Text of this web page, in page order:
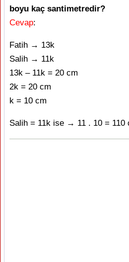
boyu kaç santimetredir?
Cevap:
Fatih → 13k
Salih → 11k
13k – 11k = 20 cm
2k = 20 cm
k = 10 cm
Salih = 11k ise → 11 . 10 = 110